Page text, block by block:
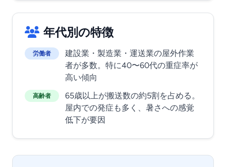
年代別の特徴
労働者
建設業・製造業・運送業の屋外作業
者が多数。特に40〜60代の重症率が
高い傾向
高齢者
65歳以上が搬送数の約5割を占める。
屋内での発症も多く、暑さへの感覚
低下が要因